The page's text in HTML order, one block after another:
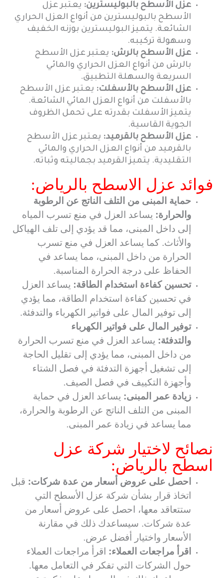
عزل الأسطح بالبوليسترين: يعتبر عزل
الأسطح بالبوليسترين من أنواع العزل الحراري
الشائعة. يتميز البوليسترين بوزنه الخفيف
وسهولة تركيبه.
عزل الأسطح بالرش: يعتبر عزل الأسطح
بالرش من أنواع العزل الحراري والمائي
السريعة والسهلة التطبيق.
عزل الأسطح بالأسفلت: يعتبر عزل الأسطح
بالأسفلت من أنواع العزل المائي الشائعة.
يتميز الأسفلت بقدرته على تحمل الظروف
الجوية القاسية.
عزل الأسطح بالقرميد: يعتبر عزل الأسطح
بالقرميد من أنواع العزل الحراري والمائي
التقليدية. يتميز القرميد بجماليته وثباته.
فوائد عزل الاسطح بالرياض:
حماية المبنى من التلف الناتج عن الرطوبة
والحرارة: يساعد العزل في منع تسرب المياه
إلى داخل المبنى، مما قد يؤدي إلى تلف الهياكل
والأثاث. كما يساعد العزل في منع تسرب
الحرارة من داخل المبنى، مما يساعد في
الحفاظ على درجة الحرارة المناسبة.
تحسين كفاءة استخدام الطاقة: يساعد العزل
في تحسين كفاءة استخدام الطاقة، مما يؤدي
إلى توفير المال على فواتير الكهرباء والتدفئة.
توفير المال على فواتير الكهرباء
والتدفئة: يساعد العزل في منع تسرب الحرارة
من داخل المبنى، مما يؤدي إلى تقليل الحاجة
إلى تشغيل أجهزة التدفئة في فصل الشتاء
وأجهزة التكييف في فصل الصيف.
زيادة عمر المبنى: يساعد العزل في حماية
المبنى من التلف الناتج عن الرطوبة والحرارة،
مما يساعد في زيادة عمر المبنى.
نصائح لاختيار شركة عزل
اسطح بالرياض:
احصل على عروض أسعار من عدة شركات: قبل
اتخاذ قرار بشأن شركة عزل الأسطح التي
ستتعاقد معها، احصل على عروض أسعار من
عدة شركات. سيساعدك ذلك في مقارنة
الأسعار واختيار أفضل عرض.
اقرأ مراجعات العملاء: اقرأ مراجعات العملاء
حول الشركات التي تفكر في التعامل معها.